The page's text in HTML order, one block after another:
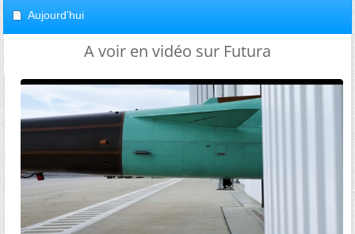
Aujourd'hui
A voir en vidéo sur Futura